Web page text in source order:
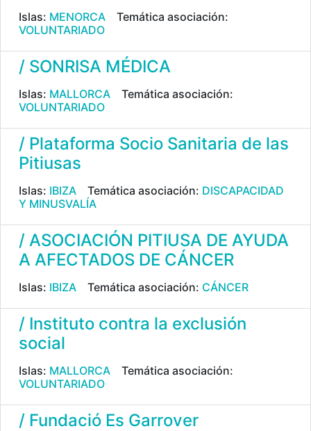
Islas: MENORCA
Temática asociación:
VOLUNTARIADO
/ SONRISA MÉDICA
Islas: MALLORCA
Temática asociación:
VOLUNTARIADO
/ Plataforma Socio Sanitaria de las
Pitiusas
Islas: IBIZA Temática asociación: DISCAPACIDAD
Y MINUSVALÍA
/ ASOCIACIÓN PITIUSA DE AYUDA
A AFECTADOS DE CÁNCER
Islas: IBIZA Temática asociación: CÁNCER
/ Instituto contra la exclusión
social
Islas: MALLORCA
Temática asociación:
VOLUNTARIADO
/ Fundació Es Garrover